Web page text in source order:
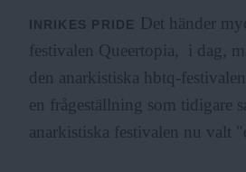
INRIKES PRIDE
Det händer
festivalen Queertopia, i dag,
den anarkistiska hbtq-
en frågeställning som tidigare
anarkistiska festivalen nu valt